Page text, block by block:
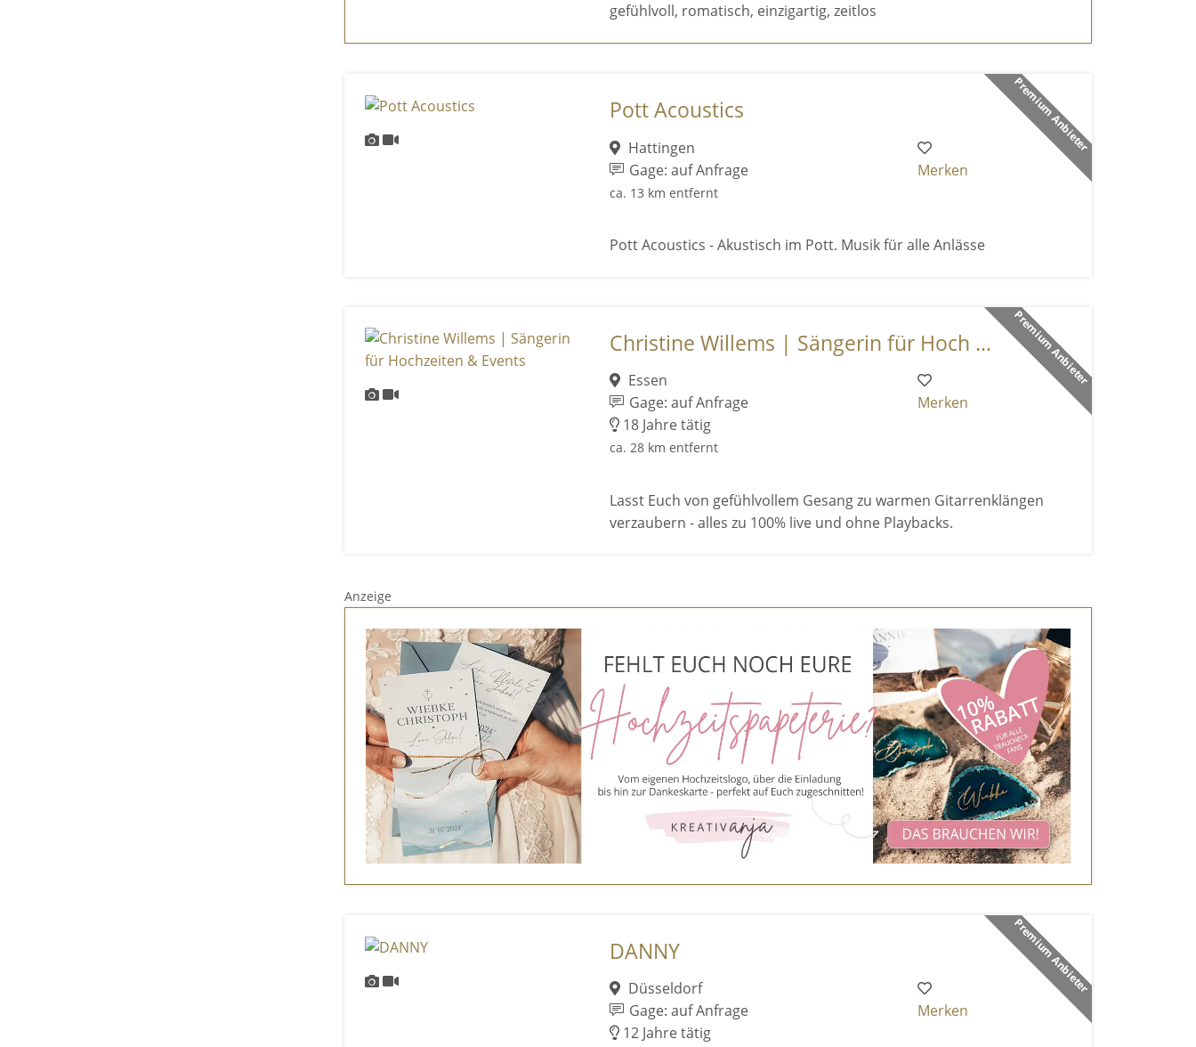
gefühlvoll, romatisch, einzigartig, zeitlos
Premium Anbieter
Pott Acoustics
Hattingen
Gage: auf Anfrage
ca. 13 km entfernt
Merken
Pott Acoustics - Akustisch im Pott. Musik für alle Anlässe
Premium Anbieter
Christine Willems | Sängerin für Hoch ...
Essen
Gage: auf Anfrage
18 Jahre tätig
ca. 28 km entfernt
Merken
Lasst Euch von gefühlvollem Gesang zu warmen Gitarrenklängen
verzaubern - alles zu 100% live und ohne Playbacks.
Anzeige
Premium Anbieter
DANNY
Düsseldorf
Gage: auf Anfrage
12 Jahre tätig
Merken